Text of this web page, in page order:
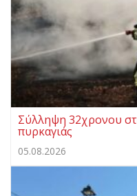
Σύλληψη 32χρονου
πυρκαγιάς
05.08.2026